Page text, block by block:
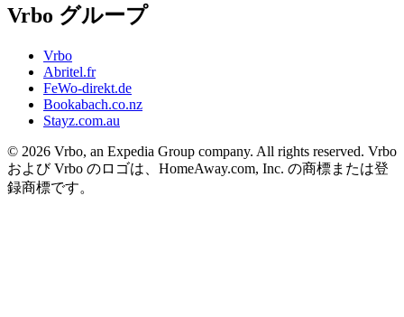
Vrbo グループ
Vrbo
Abritel.fr
FeWo-direkt.de
Bookabach.co.nz
Stayz.com.au
© 2026 Vrbo, an Expedia Group company. All rights reserved. Vrbo
および Vrbo のロゴは、HomeAway.com, Inc. の商標または登
録商標です。